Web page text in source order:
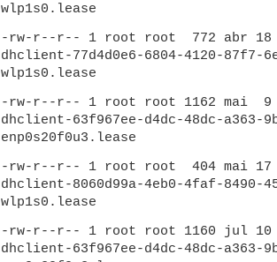
wlp1s0.lease
-rw-r--r-- 1 root root 772 abr 18
dhclient-77d4d0e6-6804-4120-87f7-
wlp1s0.lease
-rw-r--r-- 1 root root 1162 mai 9
dhclient-63f967ee-d4dc-48dc-a363-
enp0s20f0u3.lease
-rw-r--r-- 1 root root 404 mai 17
dhclient-8060d99a-4eb0-4faf-8490-
wlp1s0.lease
-rw-r--r-- 1 root root 1160 jul 10
dhclient-63f967ee-d4dc-48dc-a363-